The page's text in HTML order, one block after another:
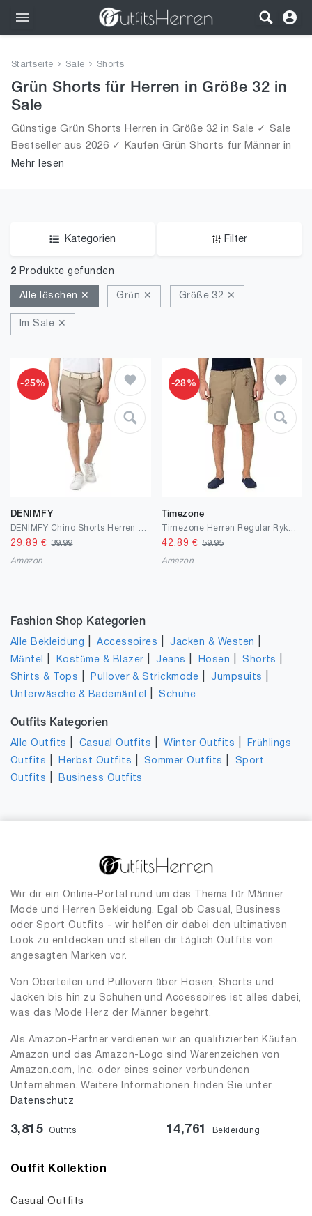
Bekleidung
Schuhe
Startseite Sale Shorts
Grün Shorts für Herren in Größe 32 in
Sale
Günstige Grün Shorts Herren in Größe 32 in Sale ✓ Sale
Bestseller aus 2026 ✓ Kaufen Grün Shorts für Männer in
Größe 32 in Sale!
Mehr lesen
Kategorien Filter
2 Produkte gefunden
Alle löschen ✕ Grün ✕ Größe 32 ✕
Im Sale ✕
-25%
DENIMFY
29.89 €39.99
Amazon
-28%
Timezone
42.89 € 59.95
Amazon
Fashion Shop Kategorien
Alle Bekleidung |Accessoires |Jacken & Westen
Mäntel Kostüme & Blazer |Jeans Hosen |Shorts
Shirts & Tops Pullover & Strickmode |Jumpsuits
Unterwäsche & Bademäntel |Schuhe
Outfits Kategorien
Alle Outfits Casual Outfits |Winter Outfits
Frühlings
Outfits
Herbst Outfits Sommer Outfits
Sport
Outfits
Business Outfits
Wir dir ein Online-Portal rund um das Thema für Männer
Mode und Herren Bekleidung. Egal ob Casual, Business
oder Sport Outfits - wir helfen dir dabei den ultimativen
Look zu entdecken und stellen dir täglich Outfits von
angesagten Marken vor.
Von Oberteilen und Pullovern über Hosen, Shorts und
Jacken bis hin zu Schuhen und Accessoires ist alles dabei,
was das Mode Herz der Männer begehrt.
Als Amazon-Partner verdienen wir an qualifizierten Käufen.
Amazon und das Amazon-Logo sind Warenzeichen von
Amazon.com, Inc. oder eines seiner verbundenen
Unternehmen. Weitere Informationen finden Sie unter
Datenschutz
3,815 Outfits 14,761 Bekleidung
Outfit Kollektion
Casual Outfits